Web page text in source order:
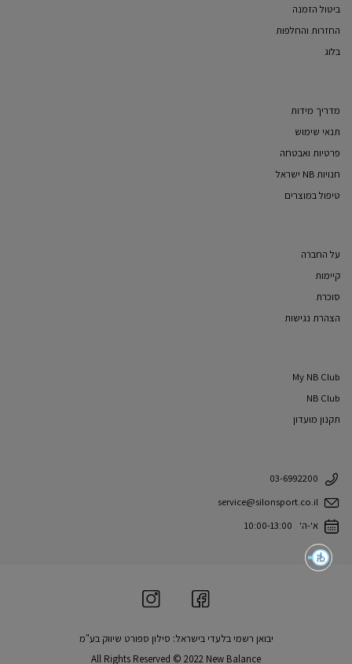
ביטול הזמנה
החזרות והחלפות
בלוג
מדריך מידות
תנאי שימוש
פרטיות ואבטחה
חנויות NB ישראל
טיפול במוצרים
על החברה
קיימות
סוכרת
הצהרת נגישות
My NB Club
NB Club
תקנון מועדון
03-6992200
service@silonsport.co.il
א'-ה' 10:00-13:00
יבואן רשמי בלעדי בישראל: סילון ספורט שיווק בע"מ
All Rights Reserved © 2022 New Balance